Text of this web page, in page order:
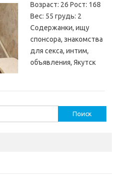
Возраст: 26 Рост: 168
Вес: 55 грудь: 2
Содержанки, ищу
спонсора, знакомства
для секса, интим,
объявления, Якутск